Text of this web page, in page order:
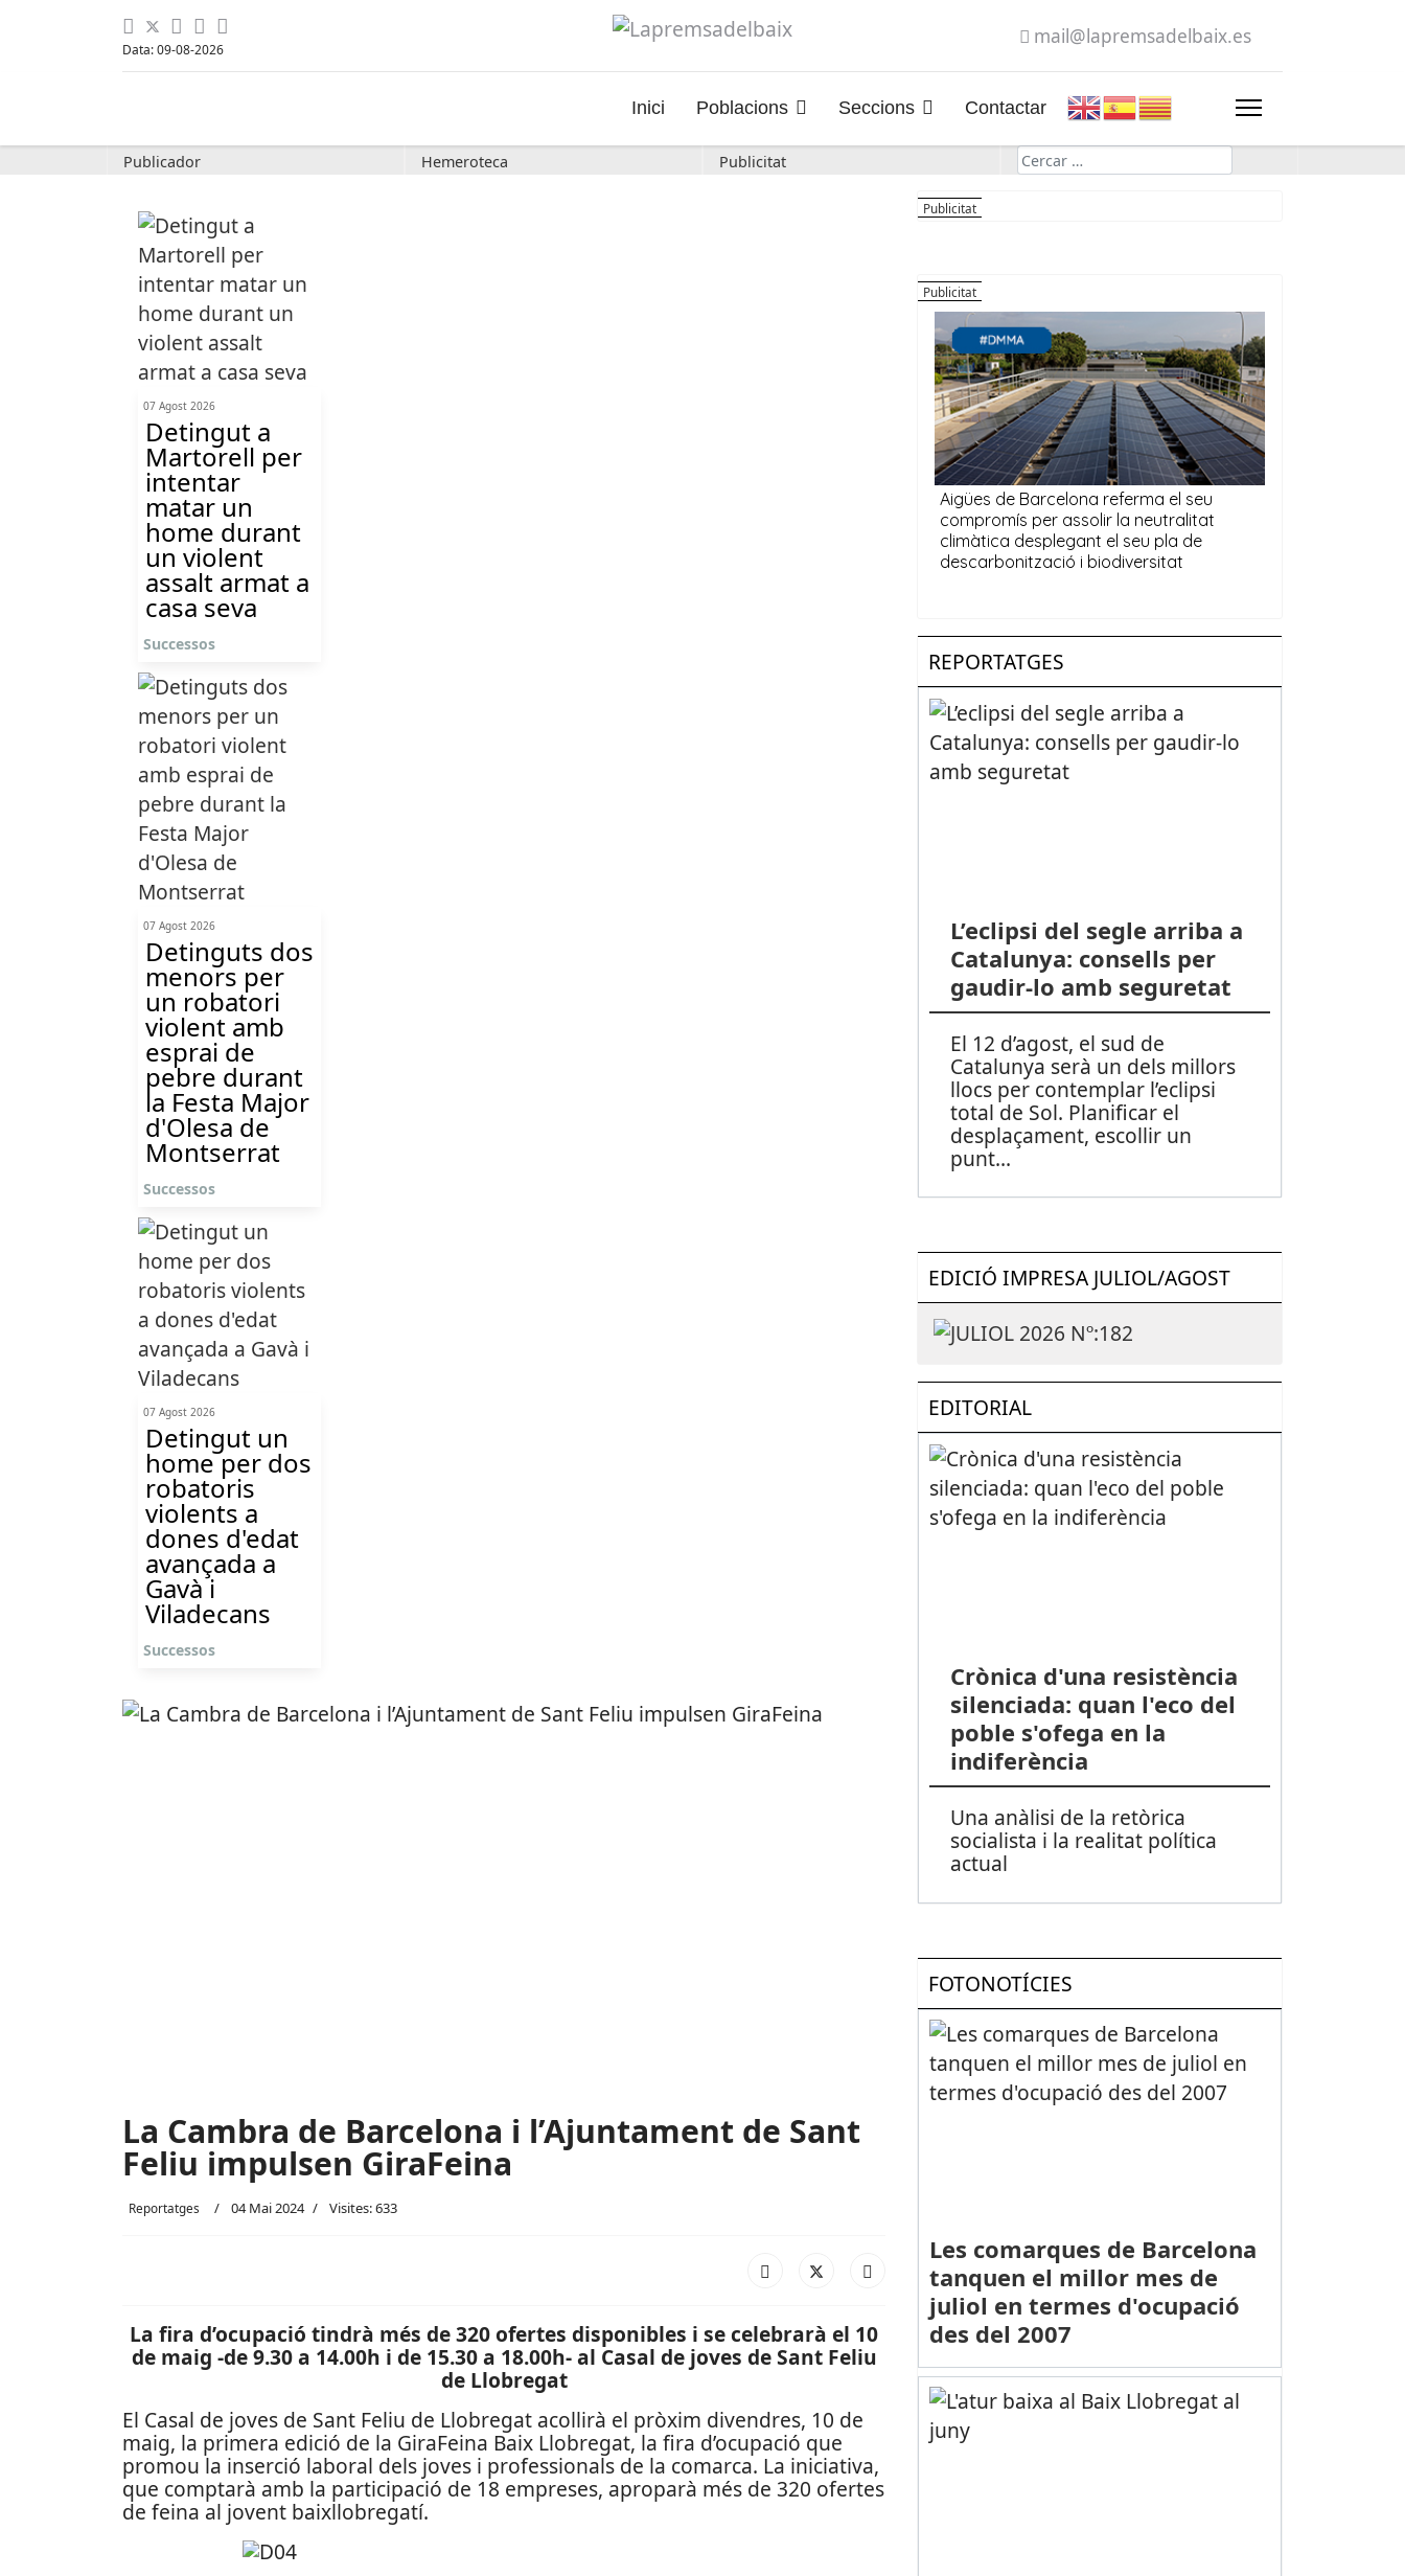
Data: 09-08-2026
mail@lapremsadelbaix.es
Inici Poblacions Seccions Contactar
Publicador Hemeroteca Publicitat Cerca
07 Agost 2026
Detingut a
Martorell per
intentar
matar un
home durant
un violent
assalt armat a
casa seva
Successos
07 Agost 2026
Detinguts dos
menors per
un robatori
violent amb
esprai de
pebre durant
la Festa Major
d'Olesa de
Montserrat
Successos
07 Agost 2026
Detingut un
home per dos
robatoris
violents a
dones d'edat
avançada a
Gavà i
Viladecans
Successos
La Cambra de Barcelona i l’Ajuntament de Sant
Feliu impulsen GiraFeina
Reportatges 04 Mai 2024 Visites: 633
La fira d’ocupació tindrà més de 320 ofertes disponibles i se celebrarà el 10
de maig -de 9.30 a 14.00h i de 15.30 a 18.00h- al Casal de joves de Sant Feliu
de Llobregat
El Casal de joves de Sant Feliu de Llobregat acollirà el pròxim divendres, 10 de
maig, la primera edició de la GiraFeina Baix Llobregat, la fira d’ocupació que
promou la inserció laboral dels joves i professionals de la comarca. La iniciativa,
que comptarà amb la participació de 18 empreses, aproparà més de 320 ofertes
de feina al jovent baixllobregatí.
REPORTATGES
L’eclipsi del segle arriba a
Catalunya: consells per
gaudir-lo amb seguretat
El 12 d’agost, el sud de
Catalunya serà un dels millors
llocs per contemplar l’eclipsi
total de Sol. Planificar el
desplaçament, escollir un
punt...
EDICIÓ IMPRESA JULIOL/AGOST
EDITORIAL
Crònica d'una resistència
silenciada: quan l'eco del
poble s'ofega en la
indiferència
Una anàlisi de la retòrica
socialista i la realitat política
actual
FOTONOTÍCIES
Les comarques de Barcelona
tanquen el millor mes de
juliol en termes d'ocupació
des del 2007